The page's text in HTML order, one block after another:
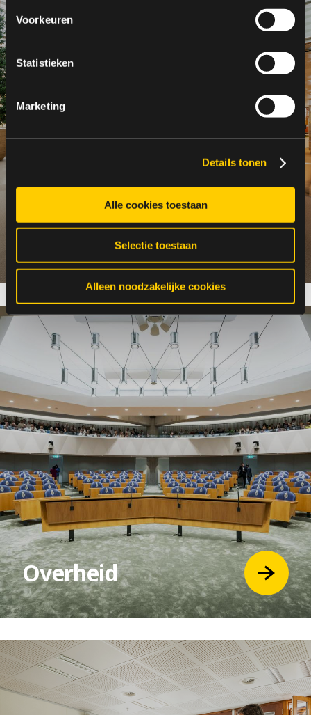
Voorkeuren
Statistieken
Marketing
Details tonen
Alle cookies toestaan
Selectie toestaan
Alleen noodzakelijke cookies
Verzekeraars
Overheid